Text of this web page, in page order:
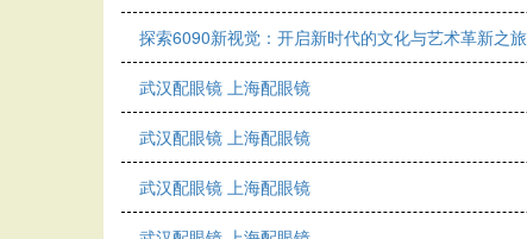
探索6090新视觉：开启新时代的文化与艺术革新之旅
武汉配眼镜 上海配眼镜
武汉配眼镜 上海配眼镜
武汉配眼镜 上海配眼镜